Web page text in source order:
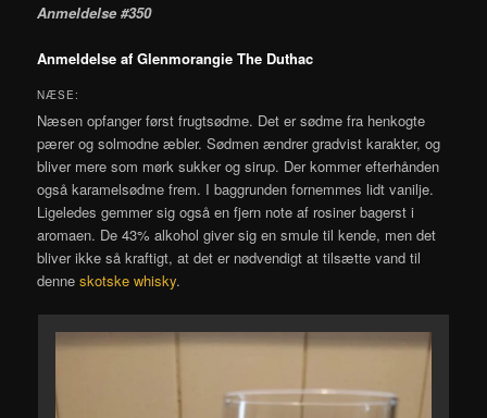
Anmeldelse #350
Anmeldelse af Glenmorangie The Duthac
NÆSE:
Næsen opfanger først frugtsødme. Det er sødme fra henkogte
pærer og solmodne æbler. Sødmen ændrer gradvist karakter, og
bliver mere som mørk sukker og sirup. Der kommer efterhånden
også karamelsødme frem. I baggrunden fornemmes lidt vanilje.
Ligeledes gemmer sig også en fjern note af rosiner bagerst i
aromaen. De 43% alkohol giver sig en smule til kende, men det
bliver ikke så kraftigt, at det er nødvendigt at tilsætte vand til
denneskotske whisky.